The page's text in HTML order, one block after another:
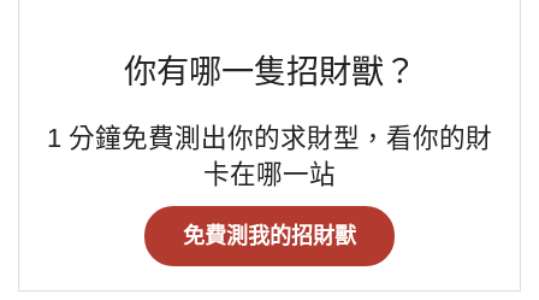
你有哪一隻招財獸？
1 分鐘免費測出你的求財型，看你的財
卡在哪一站
免費測我的招財獸